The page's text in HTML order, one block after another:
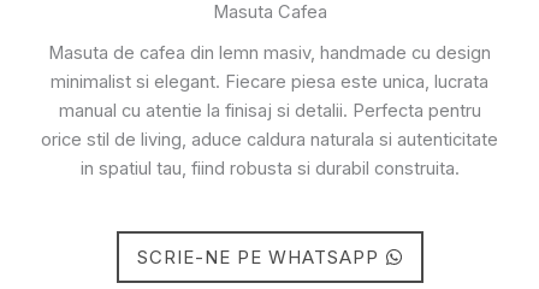
Masuta Cafea
Masuta de cafea din lemn masiv, handmade cu design
minimalist si elegant. Fiecare piesa este unica, lucrata
manual cu atentie la finisaj si detalii. Perfecta pentru
orice stil de living, aduce caldura naturala si autenticitate
in spatiul tau, fiind robusta si durabil construita.
SCRIE-NE PE WHATSAPP